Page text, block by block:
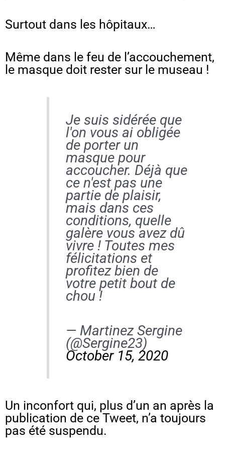
Surtout dans les hôpitaux…
Même dans le feu de l’accouchement,
le masque doit rester sur le museau !
Je suis sidérée que
l'on vous ai obligée
de porter un
masque pour
accoucher. Déjà que
ce n'est pas une
partie de plaisir,
mais dans ces
conditions, quelle
galère vous avez dû
vivre ! Toutes mes
félicitations et
profitez bien de
votre petit bout de
chou !
— Martinez Sergine
(@Sergine23)
October 15, 2020
Un inconfort qui, plus d’un an après la
publication de ce Tweet, n’a toujours
pas été suspendu.